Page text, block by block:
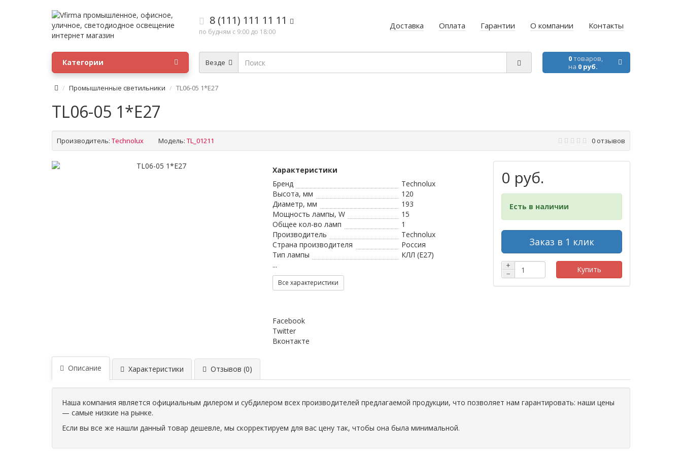
8 (111) 111 11 11
по будням с 9:00 до 18:00
Доставка Оплата Гарантии О компании Контакты
Везде 0товаров,
на 0 руб.
Категории
Промышленные светильники TL06-05 1*E27
TL06-05 1*E27
Производитель: Technolux Модель: TL_01211 0 отзывов
Характеристики
Бренд
Technolux
Высота, мм
120
Диаметр, мм
193
Мощность лампы, W
15
Общее кол-во ламп
1
Производитель
Technolux
Страна производителя
Россия
Тип лампы
КЛЛ (E27)
...
Все характеристики
Facebook
Twitter
Вконтакте
0 руб.
Есть в наличии
Заказ в 1 клик
+
−
Купить
Описание Характеристики Отзывов (0)
Наша компания является официальным дилером и субдилером всех производителей предлагаемой продукции, что позволяет нам гарантировать: наши цены
— самые низкие на рынке.
Если вы все же нашли данный товар дешевле, мы скорректируем для вас цену так, чтобы она была минимальной.